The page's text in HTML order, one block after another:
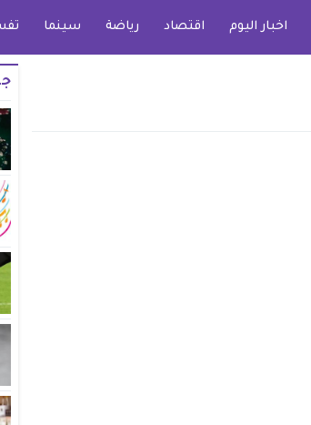
اخبار اليوم اقتصاد رياضة سينما